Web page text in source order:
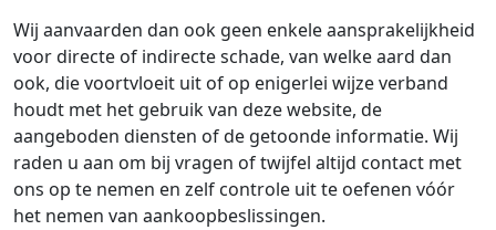
Wij aanvaarden dan ook geen enkele aansprakelijkheid
voor directe of indirecte schade, van welke aard dan
ook, die voortvloeit uit of op enigerlei wijze verband
houdt met het gebruik van deze website, de
aangeboden diensten of de getoonde informatie. Wij
raden u aan om bij vragen of twijfel altijd contact met
ons op te nemen en zelf controle uit te oefenen vóór
het nemen van aankoopbeslissingen.